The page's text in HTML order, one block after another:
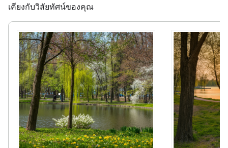
เคียงกับวิสัยทัศน์ของคุณ